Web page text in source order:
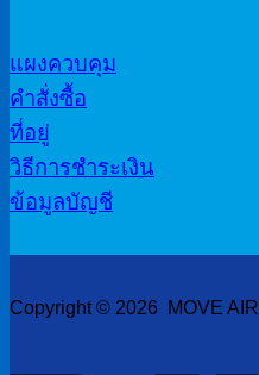
แผงควบคุม
คำสั่งซื้อ
ที่อยู่
วิธีการชำระเงิน
ข้อมูลบัญชี
Copyright © 2026 MOVE AIR